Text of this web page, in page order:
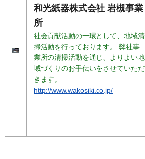
和光紙器株式会社 岩槻事業
所
社会貢献活動の一環として、地域清
掃活動を行っております。 弊社事
業所の清掃活動を通じ、よりよい地
域づくりのお手伝いをさせていただ
きます。
http://www.wakosiki.co.jp/